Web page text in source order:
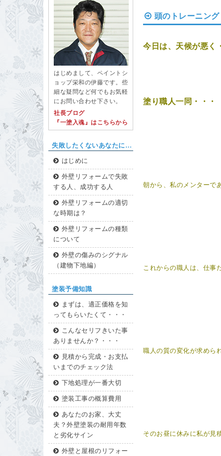
はじめまして、ペイントシ
ョップ栄和の伊藤です。些
細な疑問など何でもお気軽
にお問い合わせ下さい。
社長ブログ
『一塗入魂』はこちらから
失敗したくないあなたに…
はじめに
外壁リフォームで失敗
する人、成功する人
外壁リフォームの適切
な時期は？
外壁リフォームの種類
について
外壁の傷みのシグナル
（建物下地編）
塗装予備知識
まずは、適正価格を知
ってもらいたくて・・・
こんなセリフきいた事
ありませんか？・・・
見積から完成・お支払
いまでのチェック法
下地処理が一番大切
塗装工事の概算費用
あなたのお家、大丈
夫？外壁塗装の耐用年数
と劣化サイン
外壁と屋根のリフォー
頭のトレーニン
今日は、天候が悪く
塗り職人一同・
朝から、私のメンター
これからの職人は、仕事
職人の質の変化が求めら
そのお昼に休みに私が見